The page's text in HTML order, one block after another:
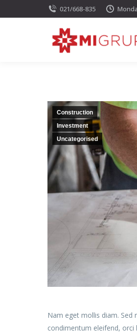
021/668-835
Construction
Investment
Uncategorised
Nam eget mollis diam. Sed
condimentum eleifend, orci